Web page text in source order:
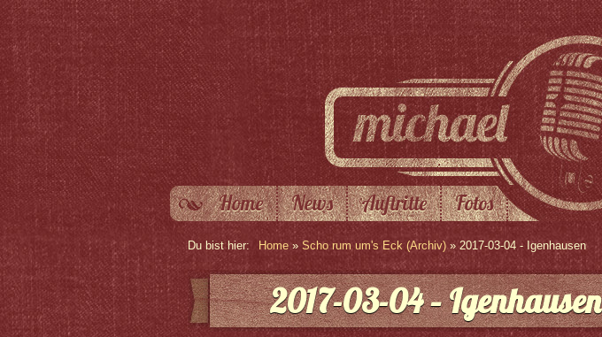
Home News Auftritte Fotos
Du bist hier: Home» Scho rum um's Eck (Archiv)» 2017-03-04 - Igenhausen
2017-03-04 – Igenhausen